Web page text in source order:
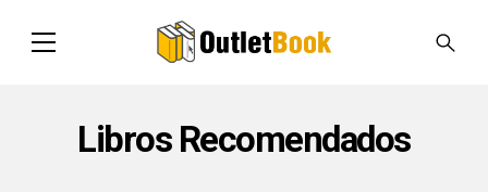
Libros Recomendados